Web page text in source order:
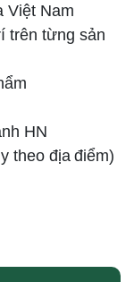
Việt Nam
trên từng sản
HN
theo địa điểm)